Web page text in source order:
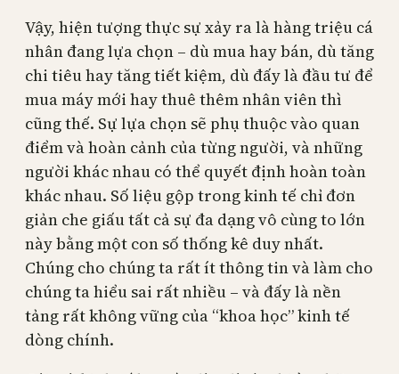
Vậy, hiện tượng thực sự xảy ra là hàng triệu cá
nhân đang lựa chọn – dù mua hay bán, dù tăng
chi tiêu hay tăng tiết kiệm, dù đấy là đầu tư để
mua máy mới hay thuê thêm nhân viên thì
cũng thế. Sự lựa chọn sẽ phụ thuộc vào quan
điểm và hoàn cảnh của từng người, và những
người khác nhau có thể quyết định hoàn toàn
khác nhau. Số liệu gộp trong kinh tế chỉ đơn
giản che giấu tất cả sự đa dạng vô cùng to lớn
này bằng một con số thống kê duy nhất.
Chúng cho chúng ta rất ít thông tin và làm cho
chúng ta hiểu sai rất nhiều – và đấy là nền
tảng rất không vững của “khoa học” kinh tế
dòng chính.